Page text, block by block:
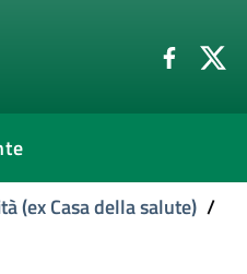
(ex Casa della salute) /